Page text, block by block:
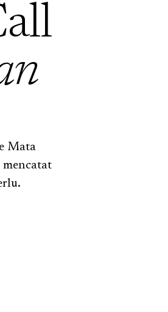
Mata